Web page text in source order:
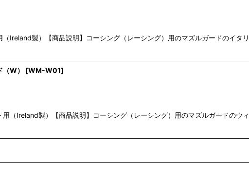
Ireland製）【商品説明】コーシング（レーシング）用のマズルガードのイタ
W） [WM-W01]
（Ireland製）【商品説明】コーシング（レーシング）用のマズルガードのウ